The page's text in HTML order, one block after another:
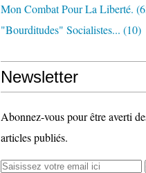
Mon Combat Pour La Liberté.
"bourditudes" Socialistes... (10)
Newsletter
Abonnez-vous pour être averti
articles publiés.